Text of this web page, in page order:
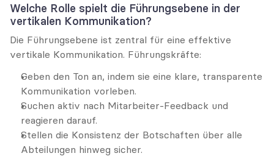
Welche Rolle spielt die Führungsebene in der
vertikalen Kommunikation?
Die Führungsebene ist zentral für eine effektive
vertikale Kommunikation. Führungskräfte:
Geben den Ton an, indem sie eine klare, transparente
Kommunikation vorleben.
Suchen aktiv nach Mitarbeiter-Feedback und
reagieren darauf.
Stellen die Konsistenz der Botschaften über alle
Abteilungen hinweg sicher.